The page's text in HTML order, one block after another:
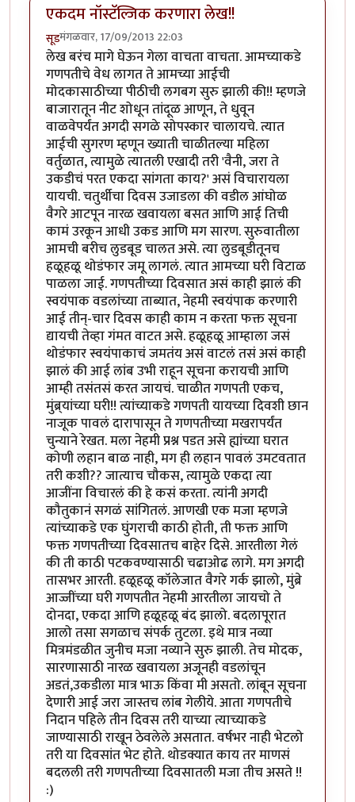
एकदम नॉस्टॅल्जिक करणारा लेख!!
सूडमंगळवार, 17/09/2013 22:03
लेख बरंच मागे घेऊन गेला वाचता वाचता. आमच्याकडे
गणपतीचे वेध लागत ते आमच्या आईची
मोदकासाठीच्या पीठीची लगबग सुरु झाली की!! म्हणजे
बाजारातून नीट शोधून तांदूळ आणून, ते धुवून
वाळवेपर्यंत अगदी सगळे सोपस्कार चालायचे. त्यात
आईची सुगरण म्हणून ख्याती चाळीतल्या महिला
वर्तुळात, त्यामुळे त्यातली एखादी तरी 'वैनी, जरा ते
उकडीचं परत एकदा सांगता काय?' असं विचारायला
यायची. चतुर्थीचा दिवस उजाडला की वडील आंघोळ
वैगरे आटपून नारळ खवायला बसत आणि आई तिची
कामं उरकून आधी उकड आणि मग सारण. सुरुवातीला
आमची बरीच लुडबूड चालत असे. त्या लुडबूडीतूनच
हळूहळू थोडंफार जमू लागलं. त्यात आमच्या घरी विटाळ
पाळला जाई. गणपतीच्या दिवसात असं काही झालं की
स्वयंपाक वडलांच्या ताब्यात, नेहमी स्वयंपाक करणारी
आई तीन्-चार दिवस काही काम न करता फक्त सूचना
द्यायची तेव्हा गंमत वाटत असे. हळूहळू आम्हाला जसं
थोडंफार स्वयंपाकाचं जमतंय असं वाटलं तसं असं काही
झालं की आई लांब उभी राहून सूचना करायची आणि
आम्ही तसंतसं करत जायचं. चाळीत गणपती एकच,
मुंब्र्यांच्या घरी!! त्यांच्याकडे गणपती यायच्या दिवशी छान
नाजूक पावलं दारापासून ते गणपतीच्या मखरापर्यंत
चुन्याने रेखत. मला नेहमी प्रश्न पडत असे ह्यांच्या घरात
कोणी लहान बाळ नाही, मग ही लहान पावलं उमटवतात
तरी कशी?? जात्याच चौकस, त्यामुळे एकदा त्या
आजींना विचारलं की हे कसं करता. त्यांनी अगदी
कौतुकानं सगळं सांगितलं. आणखी एक मजा म्हणजे
त्यांच्याकडे एक घुंगराची काठी होती, ती फक्त आणि
फक्त गणपतीच्या दिवसातच बाहेर दिसे. आरतीला गेलं
की ती काठी पटकवण्यासाठी चढाओढ लागे. मग अगदी
तासभर आरती. हळूहळू कॉलेजात वैगरे गर्क झालो, मुंब्रे
आज्जींच्या घरी गणपतीत नेहमी आरतीला जायचो ते
दोनदा, एकदा आणि हळूहळू बंद झालो. बदलापूरात
आलो तसा सगळाच संपर्क तुटला. इथे मात्र नव्या
मित्रमंडळीत जुनीच मजा नव्याने सुरु झाली. तेच मोदक,
सारणासाठी नारळ खवायला अजूनही वडलांचून
अडतं,उकडीला मात्र भाऊ किंवा मी असतो. लांबून सूचना
देणारी आई जरा जास्तच लांब गेलीये. आता गणपतीचे
निदान पहिले तीन दिवस तरी याच्या त्याच्याकडे
जाण्यासाठी राखून ठेवलेले असतात. वर्षभर नाही भेटलो
तरी या दिवसांत भेट होते. थोडक्यात काय तर माणसं
बदलली तरी गणपतीच्या दिवसातली मजा तीच असते !!
:)